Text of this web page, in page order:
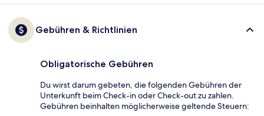
Gebühren & Richtlinien
Obligatorische Gebühren
Du wirst darum gebeten, die folgenden Gebühren der
Unterkunft beim Check-in oder Check-out zu zahlen.
Gebühren beinhalten möglicherweise geltende Steuern: